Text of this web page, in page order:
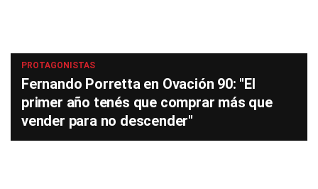
PROTAGONISTAS
Fernando Porretta en Ovación 90: "El
primer año tenés que comprar más que
vender para no descender"